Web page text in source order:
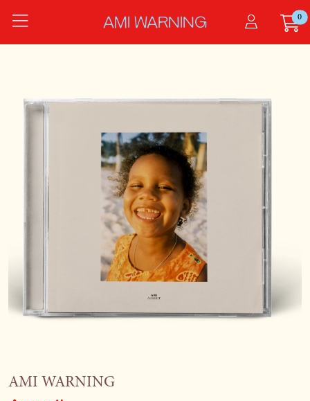
AMI WARNING 0
Startseite
AMI WARNING